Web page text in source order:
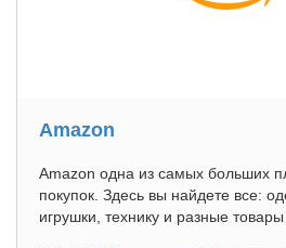
Amazon
Amazon одна из самых больших
покупок. Здесь вы найдете все:
игрушки, технику и разные